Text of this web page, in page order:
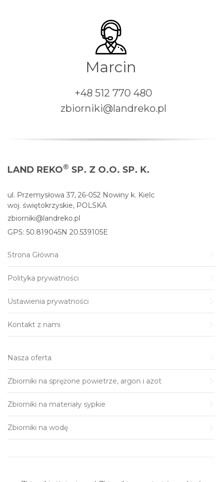
Marcin
+48 512 770 480
zbiorniki@landreko.pl
LAND REKO® SP. Z O.O. SP. K.
ul. Przemysłowa 37, 26-052 Nowiny k. Kielc
woj. świętokrzyskie, POLSKA
zbiorniki@landreko.pl
GPS: 50.819045N 20.539105E
Strona Główna
Polityka prywatności
Ustawienia prywatności
Kontakt z nami
Nasza oferta
Zbiorniki na sprężone powietrze, argon i azot
Zbiorniki na materiały sypkie
Zbiorniki na wodę